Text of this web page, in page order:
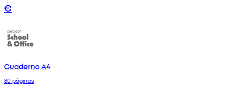
€
Cuaderno A4
80 páginas